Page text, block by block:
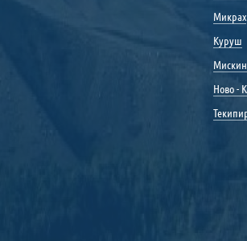
Микрах
Куруш
Ново -